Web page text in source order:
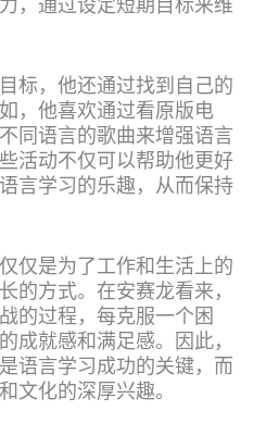
，通过设定短期目标来维
标，他还通过找到自己的
，他喜欢通过看原版电
同语言的歌曲来增强语言
活动不仅可以帮助他更好
言学习的乐趣，从而保持
仅是为了工作和生活上的
的方式。在安赛龙看来，
的过程，每克服一个困
成就感和满足感。因此，
语言学习成功的关键，而
文化的深厚兴趣。